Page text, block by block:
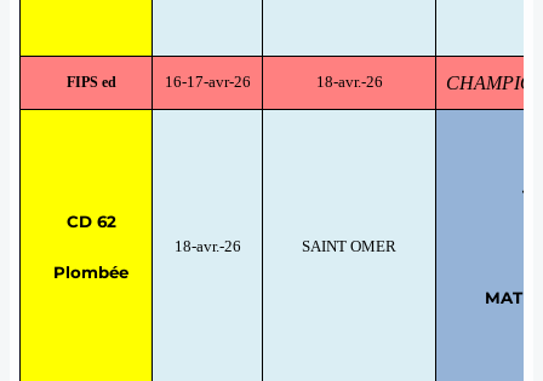
FIPS ed 16-17-avr-26 18-avr.-26
CD 62
Plombée
18-avr.-26 SAINT OMER